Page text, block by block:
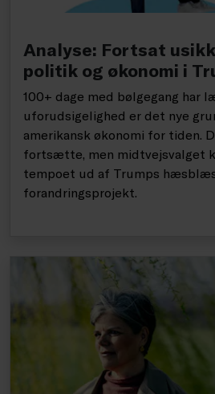
Analyse: Fortsat
politik og økonomi i
100+ dage med bølgegang har
uforudsigelighed er det nye
amerikansk økonomi for tiden.
fortsætte, men midtvejsvalget
tempoet ud af Trumps
forandringsprojekt.